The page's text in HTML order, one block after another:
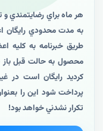
هر ماه براي رضايتمندي و
به مدت محدودي رايگان
طريق خبرنامه به کليه
محصول به حالت قبل
کرديد رايگان است در
پرداخت شود اين را
تکرار نشدني خواهد بود!